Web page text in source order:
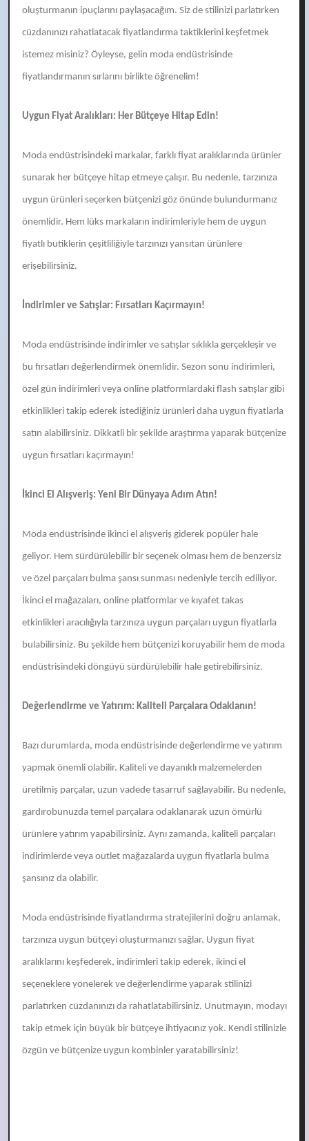
oluşturmanın ipuçlarını paylaşacağım. Siz de stilinizi parlatırken
cüzdanınızı rahatlatacak fiyatlandırma taktiklerini keşfetmek
istemez misiniz? Öyleyse, gelin moda endüstrisinde
fiyatlandırmanın sırlarını birlikte öğrenelim!
Uygun Fiyat Aralıkları: Her Bütçeye Hitap Edin!
Moda endüstrisindeki markalar, farklı fiyat aralıklarında ürünler
sunarak her bütçeye hitap etmeye çalışır. Bu nedenle, tarzınıza
uygun ürünleri seçerken bütçenizi göz önünde bulundurmanız
önemlidir. Hem lüks markaların indirimleriyle hem de uygun
fiyatlı butiklerin çeşitliliğiyle tarzınızı yansıtan ürünlere
erişebilirsiniz.
İndirimler ve Satışlar: Fırsatları Kaçırmayın!
Moda endüstrisinde indirimler ve satışlar sıklıkla gerçekleşir ve
bu fırsatları değerlendirmek önemlidir. Sezon sonu indirimleri,
özel gün indirimleri veya online platformlardaki flash satışlar gibi
etkinlikleri takip ederek istediğiniz ürünleri daha uygun fiyatlarla
satın alabilirsiniz. Dikkatli bir şekilde araştırma yaparak bütçenize
uygun fırsatları kaçırmayın!
İkinci El Alışveriş: Yeni Bir Dünyaya Adım Atın!
Moda endüstrisinde ikinci el alışveriş giderek popüler hale
geliyor. Hem sürdürülebilir bir seçenek olması hem de benzersiz
ve özel parçaları bulma şansı sunması nedeniyle tercih ediliyor.
İkinci el mağazaları, online platformlar ve kıyafet takas
etkinlikleri aracılığıyla tarzınıza uygun parçaları uygun fiyatlarla
bulabilirsiniz. Bu şekilde hem bütçenizi koruyabilir hem de moda
endüstrisindeki döngüyü sürdürülebilir hale getirebilirsiniz.
Değerlendirme ve Yatırım: Kaliteli Parçalara Odaklanın!
Bazı durumlarda, moda endüstrisinde değerlendirme ve yatırım
yapmak önemli olabilir. Kaliteli ve dayanıklı malzemelerden
üretilmiş parçalar, uzun vadede tasarruf sağlayabilir. Bu nedenle,
gardırobunuzda temel parçalara odaklanarak uzun ömürlü
ürünlere yatırım yapabilirsiniz. Aynı zamanda, kaliteli parçaları
indirimlerde veya outlet mağazalarda uygun fiyatlarla bulma
şansınız da olabilir.
Moda endüstrisinde fiyatlandırma stratejilerini doğru anlamak,
tarzınıza uygun bütçeyi oluşturmanızı sağlar. Uygun fiyat
aralıklarını keşfederek, indirimleri takip ederek, ikinci el
seçeneklere yönelerek ve değerlendirme yaparak stilinizi
parlatırken cüzdanınızı da rahatlatabilirsiniz. Unutmayın, modayı
takip etmek için büyük bir bütçeye ihtiyacınız yok. Kendi stilinizle
özgün ve bütçenize uygun kombinler yaratabilirsiniz!